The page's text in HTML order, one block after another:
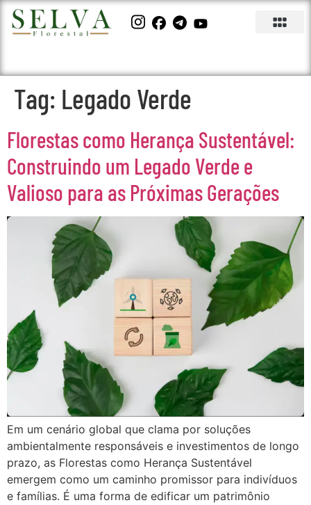
Tag: Legado Verde
Florestas como Herança Sustentável:
Construindo um Legado Verde e
Valioso para as Próximas Gerações
Em um cenário global que clama por soluções
ambientalmente responsáveis e investimentos de longo
prazo, as Florestas como Herança Sustentável
emergem como um caminho promissor para indivíduos
e famílias. É uma forma de edificar um patrimônio